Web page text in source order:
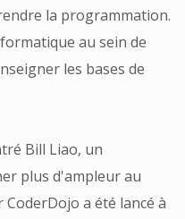
la programmation.
au sein de
les bases de
Bill Liao, un
plus d'ampleur au
a été lancé à